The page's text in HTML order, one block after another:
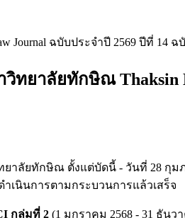
ฉบับประจำปี 2569 ปีที่ 14 ฉ
ยาลัยทักษิณ Thaksin
าลัยทักษิณ ตั้งแต่บัดนี้ - วันที่ 28 กุ
เนินการตามกระบวนการแล้วเสร็จ
กลุ่มที่ 2 (1 มกราคม 2568 - 31 ธัน